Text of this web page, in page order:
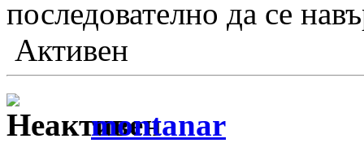
последователно да се
Активен
montanar